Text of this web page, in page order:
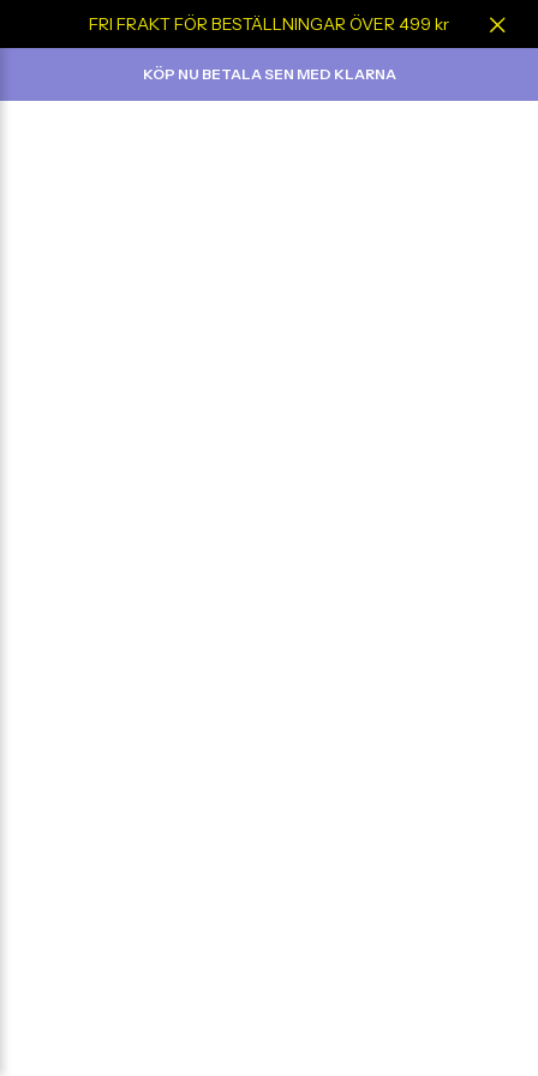
FRI FRAKT FÖR BESTÄLLNINGAR ÖVER 499 kr
KÖP NU BETALA SEN MED KLARNA